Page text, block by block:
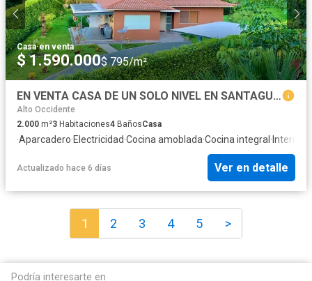
Casa·en venta
$ 1.590.000$ 795/m²
EN VENTA CASA DE UN SOLO NIVEL EN SANTAGUEDA
Alto Occidente
2.000 m²3 Habitaciones4 BañosCasa
·Aparcadero·Electricidad·Cocina amoblada·Cocina integral · Internet
Actualizado hace 6 días Ver en detalle
1 2 3 4 5 >
Podría interesarte en